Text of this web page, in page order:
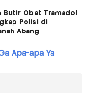
Butir Obat Tramadol
Polisi di
Abang
Apa-apa Ya